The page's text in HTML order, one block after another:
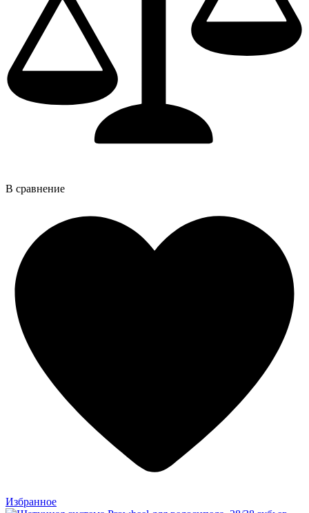
В сравнение
Избранное